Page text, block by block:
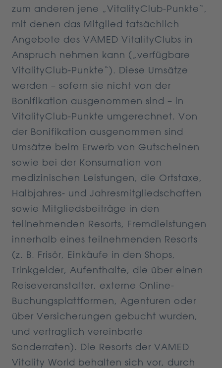
zum anderen jene „VitalityClub-Punkte“,
mit denen das Mitglied tatsächlich
Angebote des VAMED VitalityClubs in
Anspruch nehmen kann („verfügbare
VitalityClub-Punkte“). Diese Umsätze
werden – sofern sie nicht von der
Bonifikation ausgenommen sind – in
VitalityClub-Punkte umgerechnet. Von
der Bonifikation ausgenommen sind
Umsätze beim Erwerb von Gutscheinen
sowie bei der Konsumation von
medizinischen Leistungen, die Ortstaxe,
Halbjahres- und Jahresmitgliedschaften
sowie Mitgliedsbeiträge in den
teilnehmenden Resorts, Fremdleistungen
innerhalb eines teilnehmenden Resorts
(z. B. Frisör, Einkäufe in den Shops,
Trinkgelder, Aufenthalte, die über einen
Reiseveranstalter, externe Online-
Buchungsplattformen, Agenturen oder
über Versicherungen gebucht wurden,
und vertraglich vereinbarte
Sonderraten). Die Resorts der VAMED
Vitality World behalten sich vor, durch